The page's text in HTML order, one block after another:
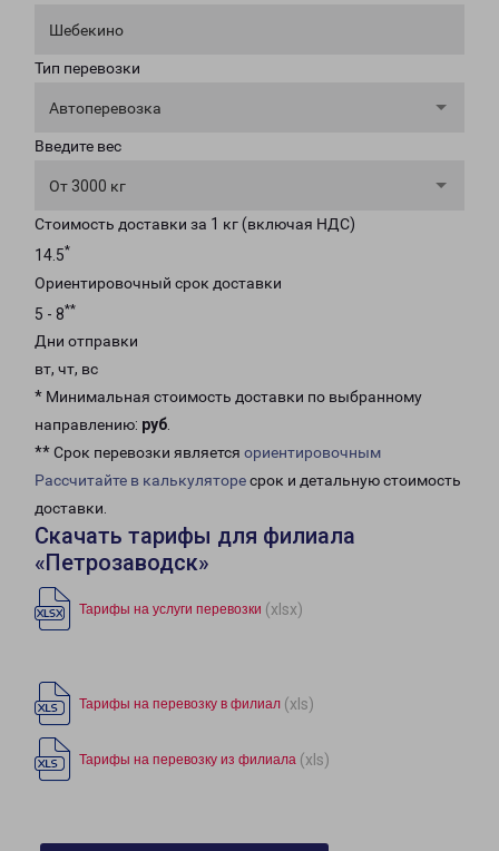
Шебекино
Тип перевозки
Автоперевозка
Введите вес
От 3000 кг
Стоимость доставки за 1 кг (включая НДС)
14.5*
Ориентировочный срок доставки
5 - 8**
Дни отправки
вт, чт, вс
* Минимальная стоимость доставки по выбранному
направлению: руб.
** Срок перевозки является ориентировочным
Рассчитайте в калькуляторесрок и детальную стоимость
доставки.
Скачать тарифы для филиала
«Петрозаводск»
Тарифы на услуги перевозки (xlsx)
Тарифы на перевозку в филиал (xls)
Тарифы на перевозку из филиала (xls)